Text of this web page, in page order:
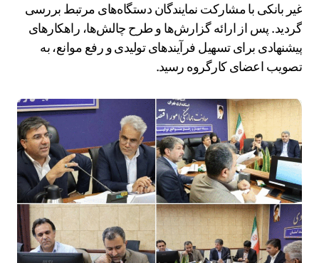
غیر بانکی با مشارکت نمایندگان دستگاه‌های مرتبط بررسی
گردید. پس از ارائه گزارش‌ها و طرح چالش‌ها، راهکارهای
پیشنهادی برای تسهیل فرآیندهای تولیدی و رفع موانع، به
تصویب اعضای کارگروه رسید.